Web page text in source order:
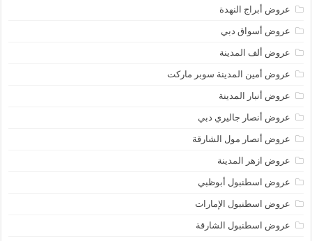
عروض أبراج النهدة
عروض أسواق دبي
عروض ألف المدينة
عروض أمين المدينة سوبر ماركت
عروض أنبار المدينة
عروض أنصار جاليري دبي
عروض أنصار مول الشارقة
عروض ازهر المدينة
عروض اسطنبول أبوظبي
عروض اسطنبول الإمارات
عروض اسطنبول الشارقة